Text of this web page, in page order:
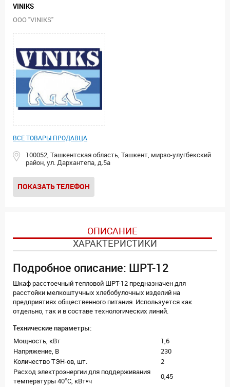
VINIKS
ООО "VINIKS"
ВСЕ ТОВАРЫ ПРОДАВЦА
100052, Ташкентская область, Ташкент, мирзо-улугбекский
район, ул. Дархантепа, д.5а
ПОКАЗАТЬ ТЕЛЕФОН
ОПИСАНИЕ
ХАРАКТЕРИСТИКИ
Подробное описание: ШРТ-12
Шкаф расстоечный тепловой ШРТ-12 предназначен для
расстойки мелкоштучных хлебобулочных изделий на
предприятиях общественного питания. Используется как
отдельно, так и в составе технологических линий.
Технические параметры:
Мощность, кВт
1,6
Напряжение, В
230
Количество ТЭН-ов, шт.
2
Расход электроэнергии для поддерживания
температуры 40°С, кВт•ч
0,45